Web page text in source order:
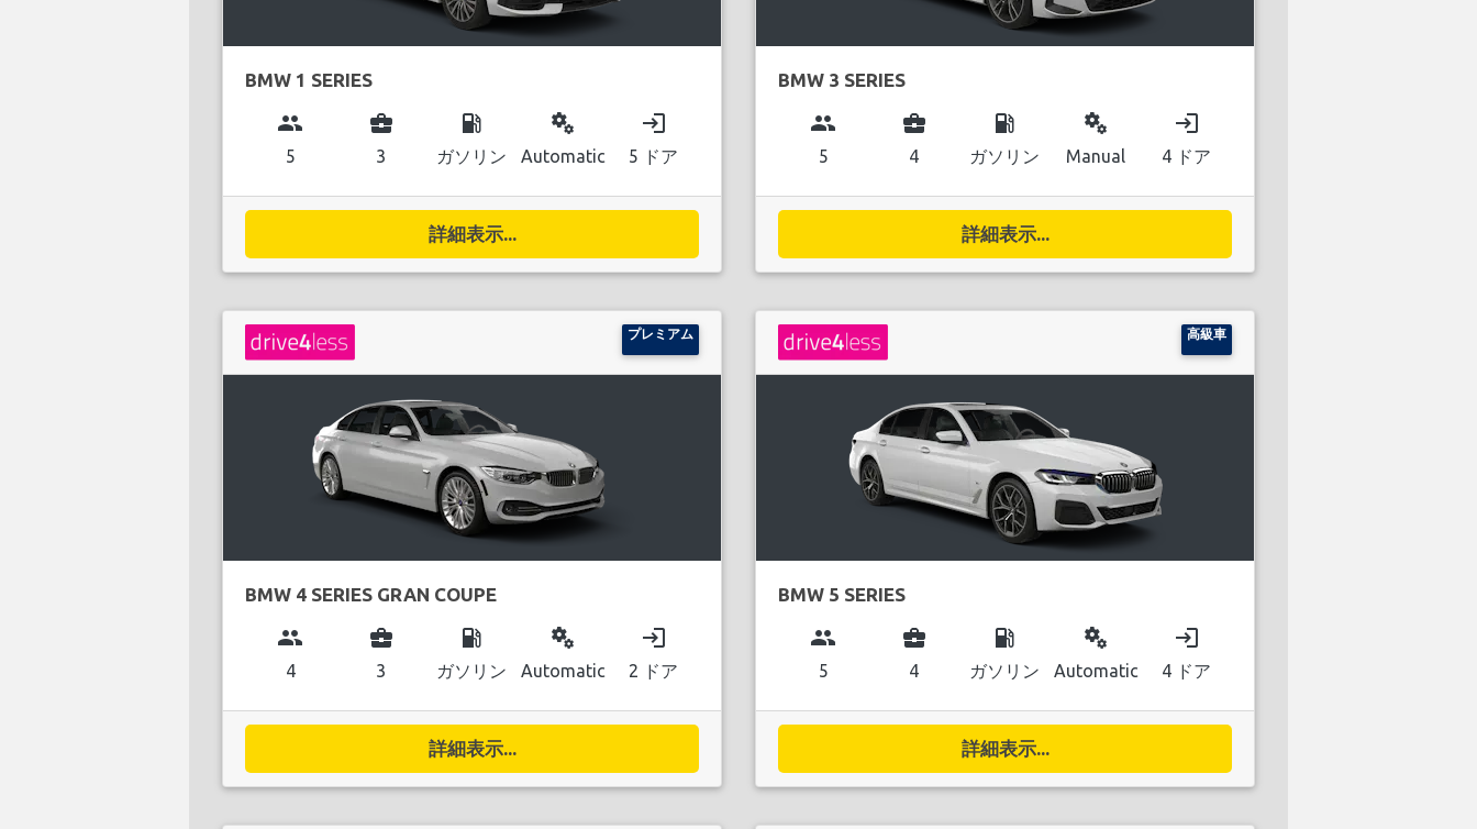
BMW 1 SERIES
group
5
business_center
3
local_gas_station
ガソリン
miscellaneous_services
Automatic
login
5 ドア
詳細表示...
BMW 3 SERIES
group
5
business_center
4
local_gas_station
ガソリン
miscellaneous_services
Manual
login
4 ドア
詳細表示...
プレミアム
BMW 4 SERIES GRAN COUPE
group
4
business_center
3
local_gas_station
ガソリン
miscellaneous_services
Automatic
login
2 ドア
詳細表示...
高級車
BMW 5 SERIES
group
5
business_center
4
local_gas_station
ガソリン
miscellaneous_services
Automatic
login
4 ドア
詳細表示...